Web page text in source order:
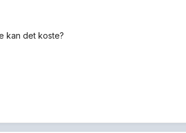
kan det koste?